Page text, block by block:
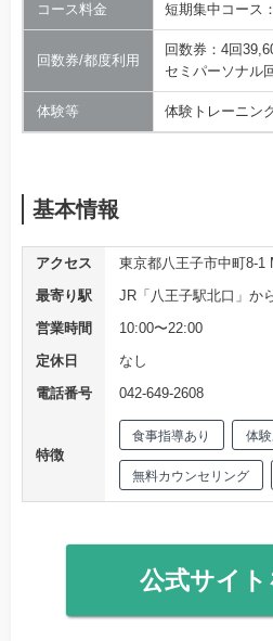
コース料金 短期集中コース
回数券/都度利用
回数券：4回
セミパーソナル
体験等 体験トレーニン
基本情報
アクセス
東京都八王子市中町8-1
最寄り駅
JR「八王子駅北口」か
営業時間
10:00〜22:00
定休日
なし
電話番号
042-649-2608
特徴
食事指導あり 体験
無料カウンセリング
公式サイト